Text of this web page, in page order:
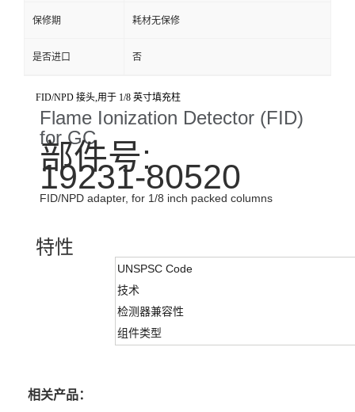
保修期 耗材无保修
是否进口 否
FID/NPD 接头,用于 1/8 英寸填充柱
Flame Ionization Detector (FID)
for GC
部件号:
19231-80520
FID/NPD adapter, for 1/8 inch packed columns
特性
UNSPSC Code
技术
检测器兼容性
组件类型
相关产品：